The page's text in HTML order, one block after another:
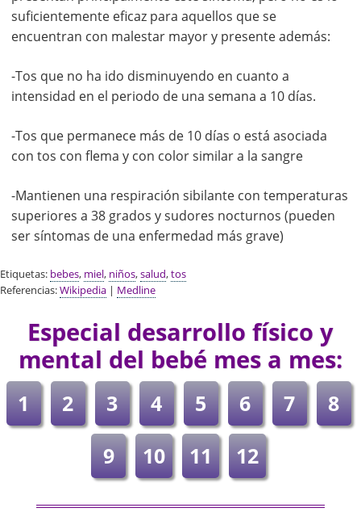
suficientemente eficaz para aquellos que se
encuentran con malestar mayor y presente además:
-Tos que no ha ido disminuyendo en cuanto a
intensidad en el periodo de una semana a 10 días.
-Tos que permanece más de 10 días o está asociada
con tos con flema y con color similar a la sangre
-Mantienen una respiración sibilante con temperaturas
superiores a 38 grados y sudores nocturnos (pueden
ser síntomas de una enfermedad más grave)
Etiquetas: bebes, miel, niños,salud,tos
Referencias:Wikipedia | Medline
Especial desarrollo físico y
mental del bebé mes a mes:
1 2 3 4 5 6 7
8
9
10 11 12